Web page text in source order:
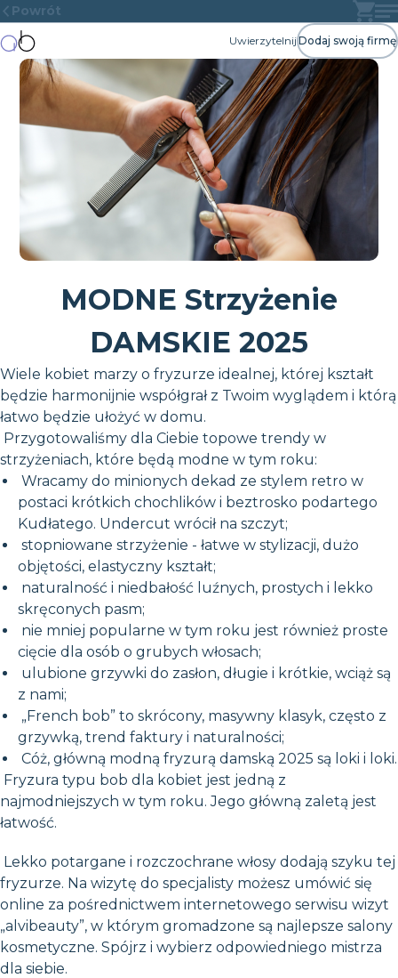
Powrót
UwierzytelnijDodaj swoją firmę
MODNE Strzyżenie
DAMSKIE 2025
Wiele kobiet marzy o fryzurze idealnej, której kształt
będzie harmonijnie współgrał z Twoim wyglądem i którą
łatwo będzie ułożyć w domu.
Przygotowaliśmy dla Ciebie topowe trendy w
strzyżeniach, które będą modne w tym roku:
Wracamy do minionych dekad ze stylem retro w
postaci krótkich chochlików i beztrosko podartego
Kudłatego. Undercut wrócił na szczyt;
stopniowane strzyżenie - łatwe w stylizacji, dużo
objętości, elastyczny kształt;
naturalność i niedbałość luźnych, prostych i lekko
skręconych pasm;
nie mniej popularne w tym roku jest również proste
cięcie dla osób o grubych włosach;
ulubione grzywki do zasłon, długie i krótkie, wciąż są
z nami;
„French bob” to skrócony, masywny klasyk, często z
grzywką, trend faktury i naturalności;
Cóż, główną modną fryzurą damską 2025 są loki i loki.
Fryzura typu bob dla kobiet jest jedną z
najmodniejszych w tym roku. Jego główną zaletą jest
łatwość.
Lekko potargane i rozczochrane włosy dodają szyku tej
fryzurze. Na wizytę do specjalisty możesz umówić się
online za pośrednictwem internetowego serwisu wizyt
„alvibeauty”, w którym gromadzone są najlepsze salony
kosmetyczne. Spójrz i wybierz odpowiedniego mistrza
dla siebie.